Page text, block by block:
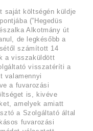
saját költségén küldje
(”Hegedüs
Alkotmány út
de legkésőbb a
számított 14
a visszaküldött
visszatéríti a
valamennyi
a fuvarozási
is, kivéve
amelyek amiatt
a Szolgáltató által
fuvarozási